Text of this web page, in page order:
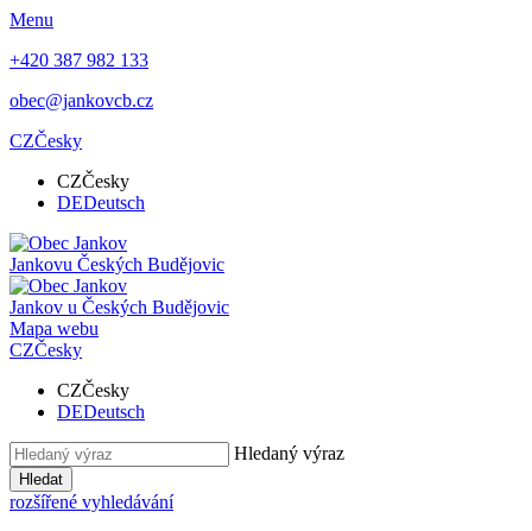
Menu
+420 387 982 133
obec@jankovcb.cz
CZČesky
CZČesky
DEDeutsch
Jankovu Českých Budějovic
Jankov u Českých Budějovic
Mapa webu
CZČesky
CZČesky
DEDeutsch
Hledaný výraz
Hledat
rozšířené vyhledávání